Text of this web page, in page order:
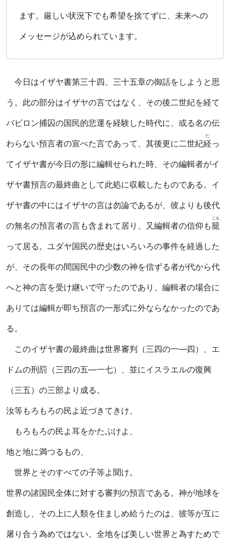
ます。厳しい状況下でも希望を捨てずに、未来への
メッセージが込められています。
今日はイザヤ書第三十四、三十五章の御話をしようと思
う。此の部分はイザヤの言ではなく、その後二世紀を経て
バビロン捕囚の国民的悲運を経験した時代に、或る名の伝
わらない預言者の宣べた言であって、其後更に二世紀経
た
っ
てイザヤ書が今日の形に編輯せられた時、その編輯者がイ
ザヤ書預言の最終曲として此処に収載したものである。イ
ザヤ書の中にはイザヤの言は勿論であるが、彼よりも後代
の無名の預言者の言も含まれて居り、又編輯者の信仰も籠
こも
って居る。ユダヤ国民の歴史はいろいろの事件を経過した
が、その長年の間国民中の少数の神を信ずる者が代から代
へと神の言を受け継いで守ったのであり、編輯者の場合に
ありては編輯が即ち預言の一形式に外ならなかったのであ
る。
このイザヤ書の最終曲は世界審判（三四の一―四）、エ
ドムの刑罰（三四の五―一七）、並にイスラエルの復興
（三五）の三部より成る。
汝等もろもろの民よ近づきてきけ、
もろもろの民よ耳をかたぶけよ、
地と地に満つるもの、
世界とそのすべての子等よ聞け。
世界の諸国民全体に対する審判の預言である。神が地球を
創造し、その上に人類を住ましめ給うたのは、彼等が互に
屠り合う為めではない。全地をば美しい世界と為すためで